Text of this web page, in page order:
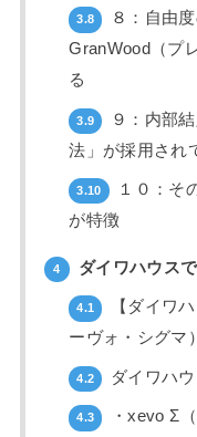
3.8
８：自由
GranWood（プ
る
3.9
９：内部
法」が採用され
3.10
１０：そ
が特徴
4 ダイワハウス
4.1
【ダイワ
ーヴォ・シグマ
4.2 ダイワハ
4.3
・xevo Σ